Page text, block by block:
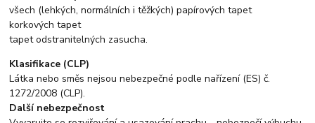
všech (lehkých, normálních i těžkých) papírových tapet
korkových tapet
tapet odstranitelných zasucha.
Klasifikace (CLP)
Látka nebo směs nejsou nebezpečné podle nařízení (ES) č.
1272/2008 (CLP).
Další nebezpečnost